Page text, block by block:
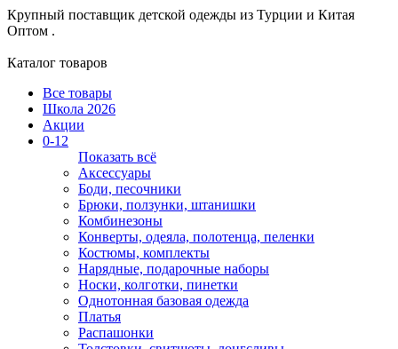
Крупный поставщик детской одежды из Турции и Китая
Оптом .
Каталог товаров
Все товары
Школа 2026
Акции
0-12
Показать всё
Аксессуары
Боди, песочники
Брюки, ползунки, штанишки
Комбинезоны
Конверты, одеяла, полотенца, пеленки
Костюмы, комплекты
Нарядные, подарочные наборы
Носки, колготки, пинетки
Однотонная базовая одежда
Платья
Распашонки